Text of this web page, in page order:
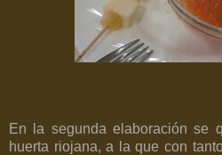
En la segunda elaboración se
huerta riojana, a la que con